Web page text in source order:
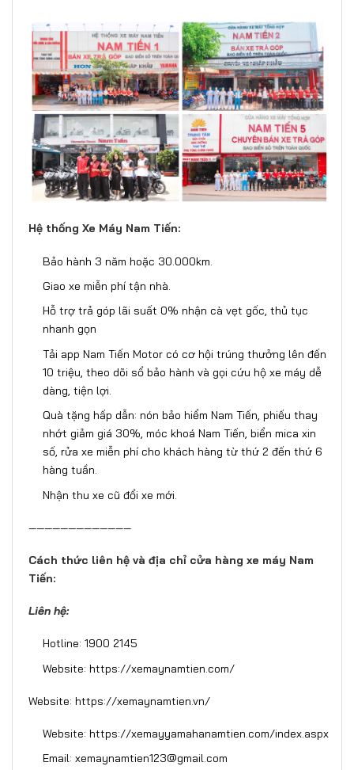
Hệ thống Xe Máy Nam Tiến:
Bảo hành 3 năm hoặc 30.000km.
Giao xe miễn phí tận nhà.
Hỗ trợ trả góp lãi suất 0% nhận cà vẹt gốc, thủ tục
nhanh gọn
Tải app Nam Tiến Motor có cơ hội trúng thưởng lên đến
10 triệu, theo dõi sổ bảo hành và gọi cứu hộ xe máy dễ
dàng, tiện lợi.
Quà tặng hấp dẫn: nón bảo hiểm Nam Tiến, phiếu thay
nhớt giảm giá 30%, móc khoá Nam Tiến, biển mica xin
số, rửa xe miễn phí cho khách hàng từ thứ 2 đến thứ 6
hàng tuần.
Nhận thu xe cũ đổi xe mới.
—————————————
Cách thức liên hệ và địa chỉ cửa hàng xe máy Nam
Tiến:
Liên hệ:
Hotline: 1900 2145
Website:https://xemaynamtien.com/
Website: https://xemaynamtien.vn/
Website:https://xemayyamahanamtien.com/index.aspx
Email: xemaynamtien123@gmail.com